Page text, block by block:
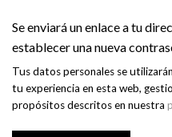
Se enviará un enlace a tu
establecer una nueva
Tus datos personales se
tu experiencia en esta web,
propósitos descritos en nuestra